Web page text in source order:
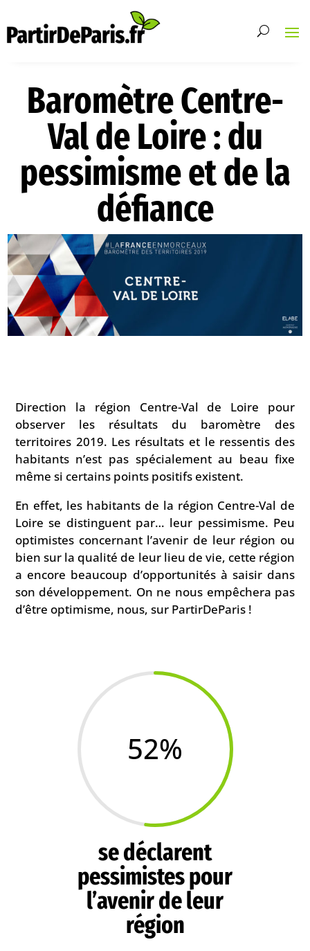
Baromètre Centre-
Val de Loire : du
pessimisme et de la
défiance
Direction la région Centre-Val de Loire pour
observer les résultats du baromètre des
territoires 2019. Les résultats et le ressentis des
habitants n’est pas spécialement au beau fixe
même si certains points positifs existent.
En effet, les habitants de la région Centre-Val de
Loire se distinguent par… leur pessimisme. Peu
optimistes concernant l’avenir de leur région ou
bien sur la qualité de leur lieu de vie, cette région
a encore beaucoup d’opportunités à saisir dans
son développement. On ne nous empêchera pas
d’être optimisme, nous, sur PartirDeParis !
52%
se déclarent
pessimistes pour
l’avenir de leur
région